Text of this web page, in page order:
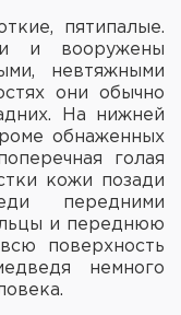
пятипалые.
и вооружены
невтяжными
они обычно
На нижней
обнаженных
голая
кожи позади
передними
и переднюю
поверхность
немного